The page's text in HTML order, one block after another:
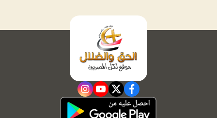
facebook
twitter
youtube
instagram